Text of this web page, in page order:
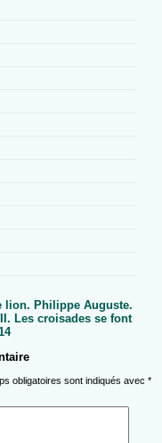
lion. Philippe Auguste.
Les croisades se font
obligatoires sont indiqués avec *